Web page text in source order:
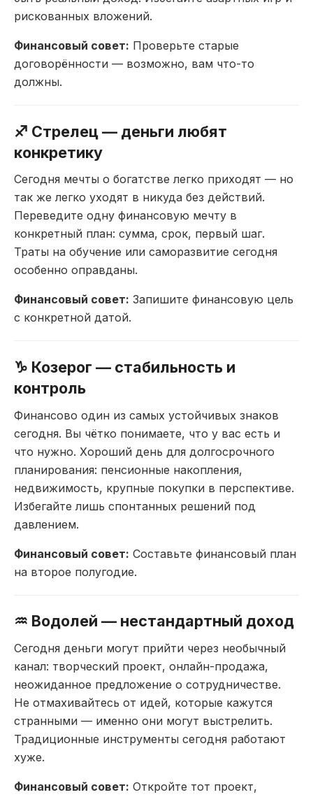
рискованных вложений.
Финансовый совет: Проверьте старые
договорённости — возможно, вам что-то
должны.
♐ Стрелец — деньги любят
конкретику
Сегодня мечты о богатстве легко приходят — но
так же легко уходят в никуда без действий.
Переведите одну финансовую мечту в
конкретный план: сумма, срок, первый шаг.
Траты на обучение или саморазвитие сегодня
особенно оправданы.
Финансовый совет: Запишите финансовую цель
с конкретной датой.
♑ Козерог — стабильность и
контроль
Финансово один из самых устойчивых знаков
сегодня. Вы чётко понимаете, что у вас есть и
что нужно. Хороший день для долгосрочного
планирования: пенсионные накопления,
недвижимость, крупные покупки в перспективе.
Избегайте лишь спонтанных решений под
давлением.
Финансовый совет: Составьте финансовый план
на второе полугодие.
♒ Водолей — нестандартный доход
Сегодня деньги могут прийти через необычный
канал: творческий проект, онлайн-продажа,
неожиданное предложение о сотрудничестве.
Не отмахивайтесь от идей, которые кажутся
странными — именно они могут выстрелить.
Традиционные инструменты сегодня работают
хуже.
Финансовый совет: Откройте тот проект,